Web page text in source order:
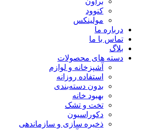
کنوود
مولینکس
درباره ما
تماس با ما
بلاگ
دسته های محصولات
آشپزخانه و لوازم
استفاده روزانه
بدون دسته‌بندی
بهبود خانه
تخت و تشک
دکوراسیون
ذخیره سازی و سازماندهی